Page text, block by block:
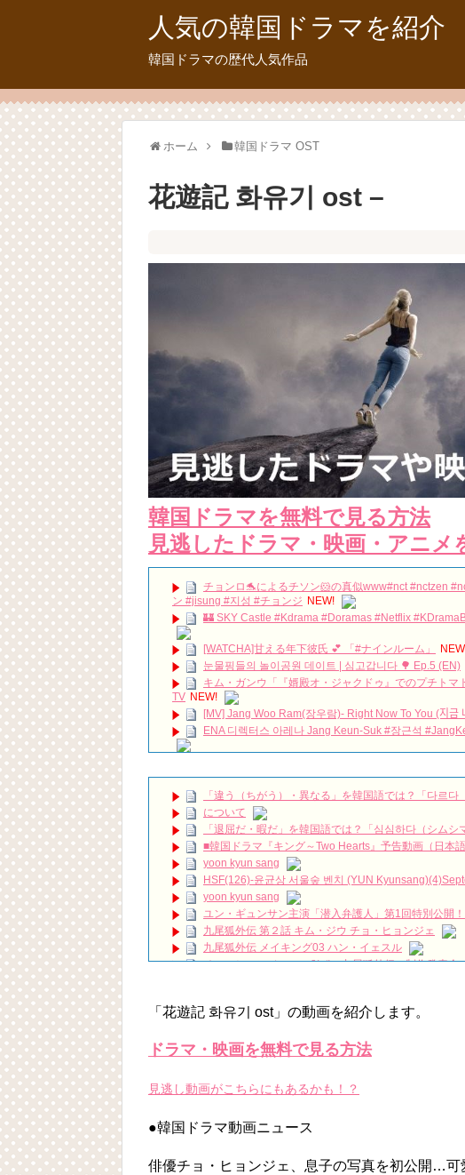
人気の韓国ドラマを紹介
韓国ドラマの歴代人気作品
ホーム 韓国ドラマ OST
花遊記 화유기 ost –
韓国ドラマを無料で見る方法
見逃したドラマ・映画・アニメ
チョンロ🐬によるチソン🐹の真似www#nct #nctzen
ン #jisung #지성 #チョンジ NEW!
🏰 SKY Castle #Kdrama #Doramas #Netflix
[WATCHA]甘える年下彼氏 💕 「#ナインルーム」
눈물핑들의 놀이공원 데이트 | 심고갑니다 🌳 Ep.5 (EN)
キム・ガンウ「『婿殿オ・ジャクドゥ』でのプチト
TV NEW!
[MV] Jang Woo Ram(장우람)- Right Now To You (지금
ENA 디렉터스 아레나 Jang Keun-Suk #장근석
『おちょやん』杉咲花の「人形の家」に込められた
PARKSIHOO 2026.6.24-25 #parksihoo #박시후 #パ
【日本で見れる全10作】残念ながら明日も出勤です「
ハン·ソヒとキム·ソンホが3日にわたって喧嘩した理
ハン・ヘジン 한혜진 – (선공개) 강남 3대 얼짱 출신
요? 밥블레스유 2 bobblessyou2 EP.18
ソン・ヘギョ – ソンヘギョ キスまとめ
ハン・ヘジン 한혜진 – Still We (여전히 우리는)
한가인 –
「ライフ・ オン・ マーズ」2019年11月2日TSUTAYA
(ENG SUB) Behind The Scene Hyun Bin 현빈❤️ 손예
ェジン / エンジョイ❕
キム・レウォンの影絵遊び！？「黒騎士～永遠の約束
Powered by livedoor 相互RSS
「違う（ちがう）・異なる」を韓国語では？「다르
について
「退屈だ・暇だ」を韓国語では？「심심하다（シム
■韓国ドラマ『キング～Two Hearts』予告動画（日本
yoon kyun sang
HSF(126)-윤균상 서울숲 벤치 (YUN
yoon kyun sang
ユン・ギュンサン主演「潜入弁護人」第1回特別公開！
九尾狐外伝 第２話 キム・ジウ チョ・ヒョンジェ
九尾狐外伝 メイキング03 ハン・イェスル
チョ・ヒョンジェ 조현재 九尾狐外伝 制作発表会
(11/26)
キム・ユジョン、美しいセルフショットで近況を伝え
YUCHUN ♥ LOVE 15 「成均館 5話」
俳優カン・ギヨン、突然の熱愛宣言…「キム秘書がな
「花遊記 화유기 ost」の動画を紹介します。
ドラマ・映画を無料で見る方法
見逃し動画がこちらにもあるかも！？
●韓国ドラマ動画ニュース
俳優チョ・ヒョンジェ、息子の写真を初公開…